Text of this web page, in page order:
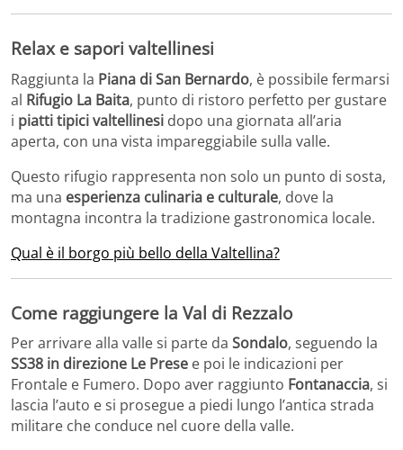
Relax e sapori valtellinesi
Raggiunta la Piana di San Bernardo, è possibile fermarsi
al Rifugio La Baita, punto di ristoro perfetto per gustare
i piatti tipici valtellinesi dopo una giornata all’aria
aperta, con una vista impareggiabile sulla valle.
Questo rifugio rappresenta non solo un punto di sosta,
ma una esperienza culinaria e culturale, dove la
montagna incontra la tradizione gastronomica locale.
Qual è il borgo più bello della Valtellina?
Come raggiungere la Val di Rezzalo
Per arrivare alla valle si parte da Sondalo, seguendo la
SS38 in direzione Le Prese e poi le indicazioni per
Frontale e Fumero. Dopo aver raggiunto Fontanaccia, si
lascia l’auto e si prosegue a piedi lungo l’antica strada
militare che conduce nel cuore della valle.